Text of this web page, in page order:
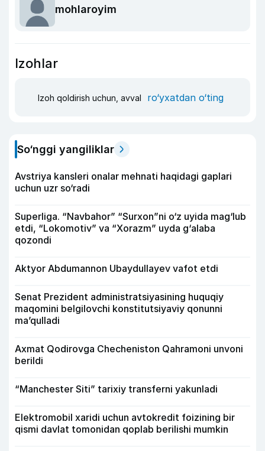
mohlaroyim
Izohlar
Izoh qoldirish uchun, avval ro‘yxatdan o‘ting
So‘nggi yangiliklar
Avstriya kansleri onalar mehnati haqidagi gaplari
uchun uzr so‘radi
Superliga. “Navbahor” “Surxon”ni o‘z uyida mag‘lub
etdi, “Lokomotiv” va “Xorazm” uyda g‘alaba
qozondi
Aktyor Abdu­mannon Ubaydullayev vafot etdi
Senat Prezident administratsiyasining huquqiy
maqomini belgilovchi konstitutsiyaviy qonunni
ma’qulladi
Axmat Qodirovga Checheniston Qahramoni unvoni
berildi
“Manchester Siti” tarixiy transferni yakunladi
Elektromobil xaridi uchun avtokredit foizining bir
qismi davlat tomonidan qoplab berilishi mumkin